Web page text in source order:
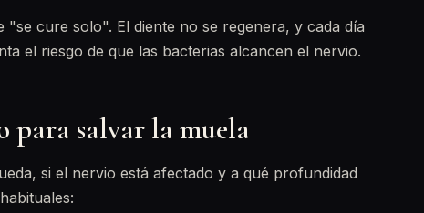
cure solo". El diente no se regenera, y cada día
el riesgo de que las bacterias alcancen el nervio.
para salvar la muela
si el nervio está afectado y a qué profundidad